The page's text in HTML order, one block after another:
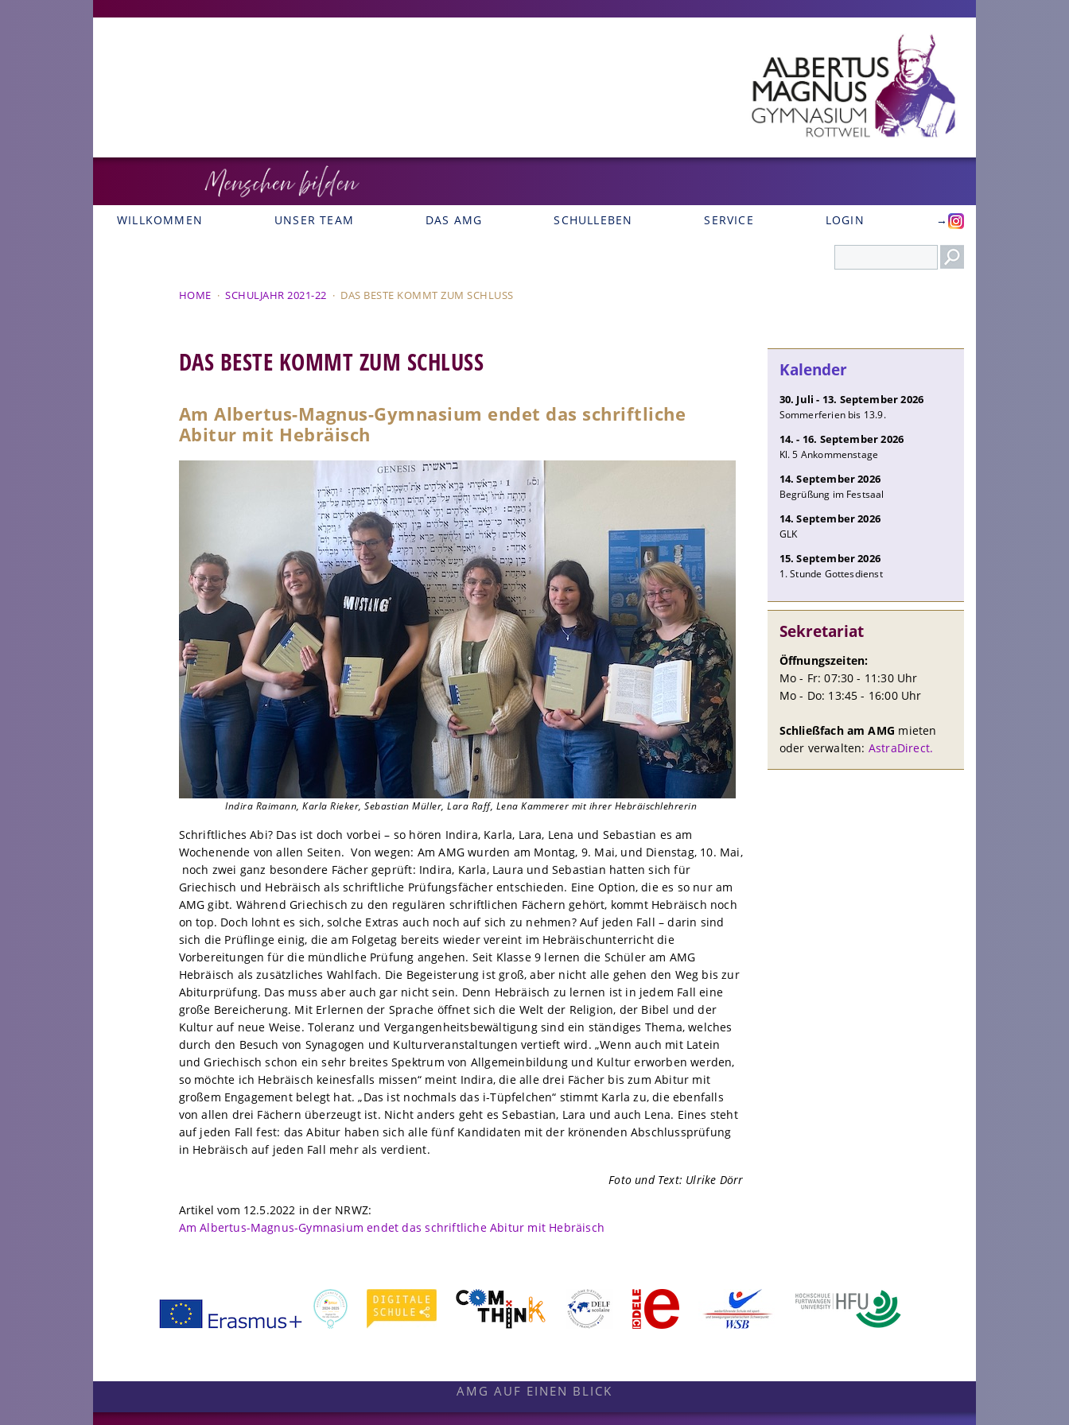
WILLKOMMEN UNSER TEAM DAS AMG SCHULLEBEN SERVICE LOGIN →
HOME · SCHULJAHR 2021-22 · DAS BESTE KOMMT ZUM SCHLUSS
DAS BESTE KOMMT ZUM SCHLUSS
Am Albertus-Magnus-Gymnasium endet das schriftliche
Abitur mit Hebräisch
Indira Raimann, Karla Rieker, Sebastian Müller, Lara Raff, Lena Kammerer mit ihrer Hebräischlehrerin
Schriftliches Abi? Das ist doch vorbei – so hören Indira, Karla, Lara, Lena und Sebastian es am
Wochenende von allen Seiten. Von wegen: Am AMG wurden am Montag, 9. Mai, und Dienstag, 10. Mai,
noch zwei ganz besondere Fächer geprüft: Indira, Karla, Laura und Sebastian hatten sich für
Griechisch und Hebräisch als schriftliche Prüfungsfächer entschieden. Eine Option, die es so nur am
AMG gibt. Während Griechisch zu den regulären schriftlichen Fächern gehört, kommt Hebräisch noch
on top. Doch lohnt es sich, solche Extras auch noch auf sich zu nehmen? Auf jeden Fall – darin sind
sich die Prüflinge einig, die am Folgetag bereits wieder vereint im Hebräischunterricht die
Vorbereitungen für die mündliche Prüfung angehen. Seit Klasse 9 lernen die Schüler am AMG
Hebräisch als zusätzliches Wahlfach. Die Begeisterung ist groß, aber nicht alle gehen den Weg bis zur
Abiturprüfung. Das muss aber auch gar nicht sein. Denn Hebräisch zu lernen ist in jedem Fall eine
große Bereicherung. Mit Erlernen der Sprache öffnet sich die Welt der Religion, der Bibel und der
Kultur auf neue Weise. Toleranz und Vergangenheitsbewältigung sind ein ständiges Thema, welches
durch den Besuch von Synagogen und Kulturveranstaltungen vertieft wird. „Wenn auch mit Latein
und Griechisch schon ein sehr breites Spektrum von Allgemeinbildung und Kultur erworben werden,
so möchte ich Hebräisch keinesfalls missen“ meint Indira, die alle drei Fächer bis zum Abitur mit
großem Engagement belegt hat. „Das ist nochmals das i-Tüpfelchen“ stimmt Karla zu, die ebenfalls
von allen drei Fächern überzeugt ist. Nicht anders geht es Sebastian, Lara und auch Lena. Eines steht
auf jeden Fall fest: das Abitur haben sich alle fünf Kandidaten mit der krönenden Abschlussprüfung
in Hebräisch auf jeden Fall mehr als verdient.
Foto und Text: Ulrike Dörr
Artikel vom 12.5.2022 in der NRWZ:
Am Albertus-Magnus-Gymnasium endet das schriftliche Abitur mit Hebräisch
Kalender
30. Juli - 13. September 2026
Sommerferien bis 13.9.
14. - 16. September 2026
Kl. 5 Ankommenstage
14. September 2026
Begrüßung im Festsaal
14. September 2026
GLK
15. September 2026
1. Stunde Gottesdienst
Sekretariat
Öffnungszeiten:
Mo - Fr: 07:30 - 11:30 Uhr
Mo - Do: 13:45 - 16:00 Uhr
Schließfach am AMG mieten
oder verwalten: AstraDirect.
AMG AUF EINEN BLICK